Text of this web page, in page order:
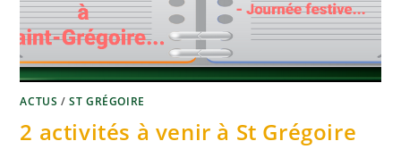
ACTUS /ST GRÉGOIRE
2 activités à venir à St Grégoire